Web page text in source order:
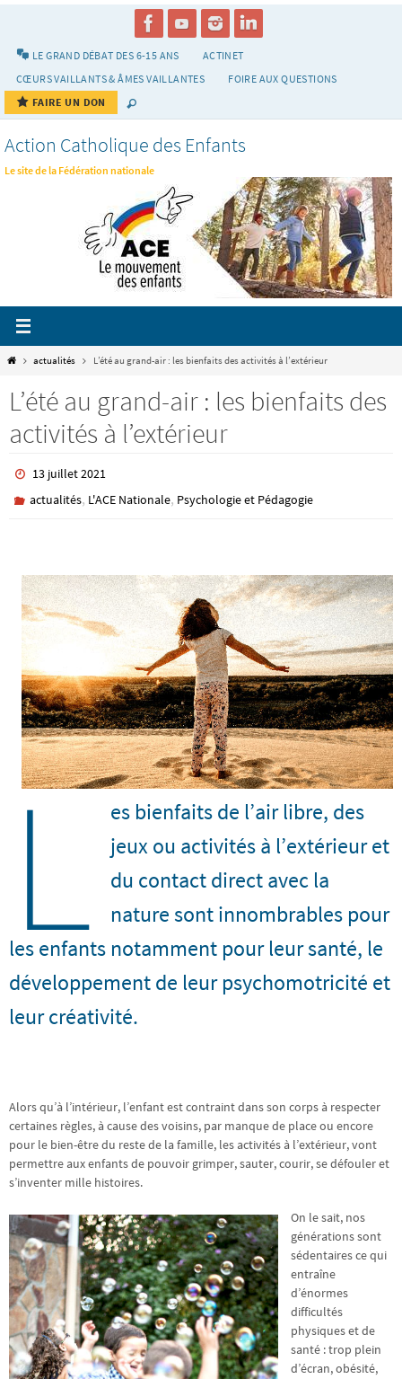
LE GRAND DÉBAT DES 6-15 ANS
ACTINET
CŒURS VAILLANTS & ÂMES VAILLANTES
FOIRE AUX QUESTIONS
FAIRE UN DON
Action Catholique des Enfants
Le site de la Fédération nationale
Homeactualités L’été au grand-air : les bienfaits des activités à l’extérieur
L’été au grand-air : les bienfaits des
activités à l’extérieur
13 juillet 2021
actualités, L'ACE Nationale, Psychologie et Pédagogie
L
es bienfaits de l’air libre, des
jeux ou activités à l’extérieur et
du contact direct avec la
nature sont innombrables pour
les enfants notamment pour leur santé, le
développement de leur psychomotricité et
leur créativité.
Alors qu’à l’intérieur, l’enfant est contraint dans son corps à respecter
certaines règles, à cause des voisins, par manque de place ou encore
pour le bien-être du reste de la famille, les activités à l’extérieur, vont
permettre aux enfants de pouvoir grimper, sauter, courir, se défouler et
s’inventer mille histoires.
On le sait, nos
générations sont
sédentaires ce qui
entraîne
d’énormes
difficultés
physiques et de
santé : trop plein
d’écran, obésité,